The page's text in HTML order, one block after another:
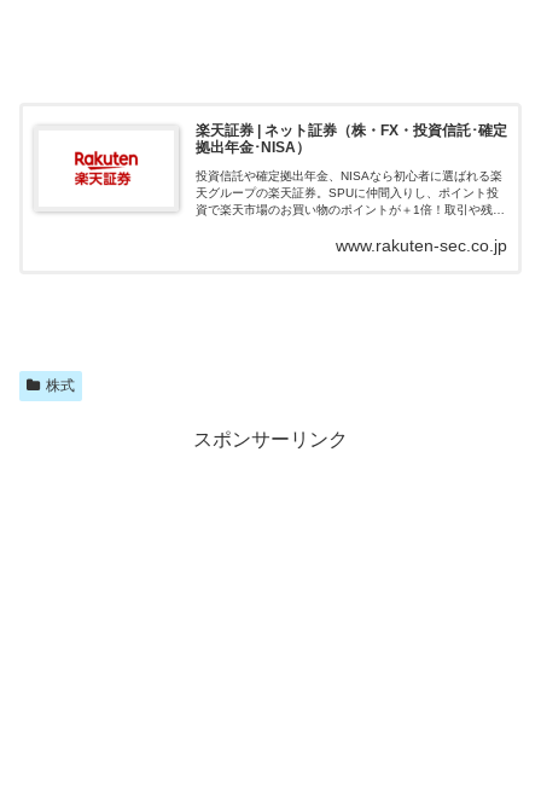
楽天証券 | ネット証券（株・FX・投資信託･確定
拠出年金･NISA）
投資信託や確定拠出年金、NISAなら初心者に選ばれる楽
天グループの楽天証券。SPUに仲間入りし、ポイント投
資で楽天市場のお買い物のポイントが＋1倍！取引や残高
クに資産形成を始めよう！www.rakuten-sec.co.jp
株式
スポンサーリンク